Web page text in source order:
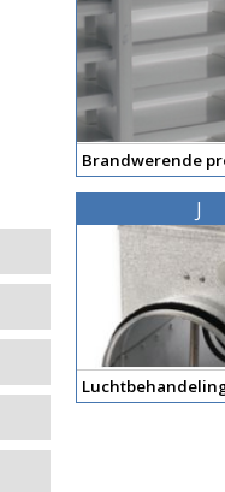
Brandwerende
J